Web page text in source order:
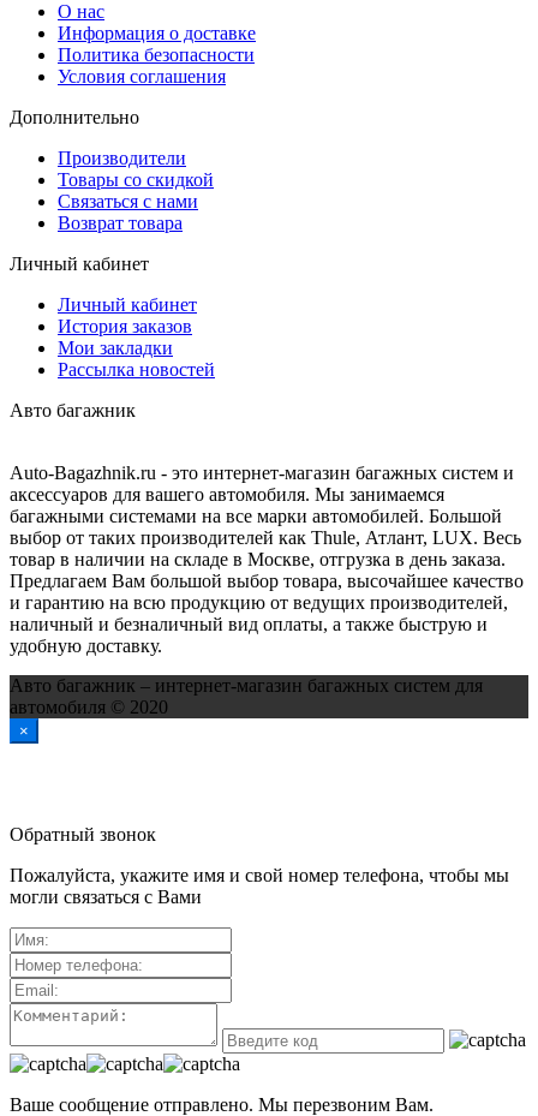
О нас
Информация о доставке
Политика безопасности
Условия соглашения
Дополнительно
Производители
Товары со скидкой
Связаться с нами
Возврат товара
Личный кабинет
Личный кабинет
История заказов
Мои закладки
Рассылка новостей
Авто багажник
Auto-Bagazhnik.ru - это интернет-магазин багажных систем и
аксессуаров для вашего автомобиля. Мы занимаемся
багажными системами на все марки автомобилей. Большой
выбор от таких производителей как Thule, Атлант, LUX. Весь
товар в наличии на складе в Москве, отгрузка в день заказа.
Предлагаем Вам большой выбор товара, высочайшее качество
и гарантию на всю продукцию от ведущих производителей,
наличный и безналичный вид оплаты, а также быструю и
удобную доставку.
Авто багажник – интернет-магазин багажных систем для
автомобиля © 2020
×
Обратный звонок
Пожалуйста, укажите имя и свой номер телефона, чтобы мы
могли связаться с Вами
Ваше сообщение отправлено. Мы перезвоним Вам.